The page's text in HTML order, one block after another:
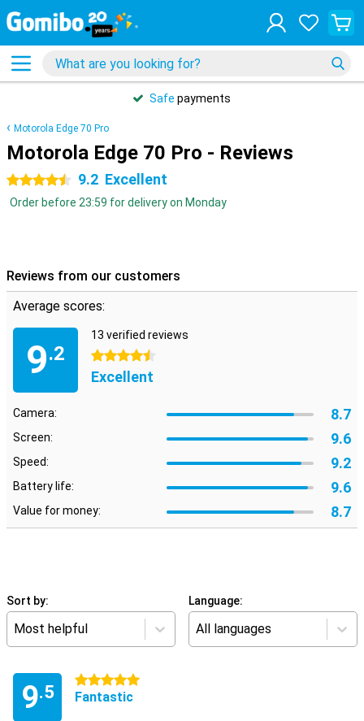
Safe payments
Motorola Edge 70 Pro
Motorola Edge 70 Pro - Reviews
4.5 stars 9.2 Excellent
Order before 23:59 for delivery on Monday
Reviews from our customers
Average scores:
9.2
13 verified reviews
4.5 stars
Excellent
Camera: 8.7
Screen: 9.6
Speed: 9.2
Battery life: 9.6
Value for money: 8.7
Sort by:
Most helpful
Language:
All languages
9.5
5 stars
Fantastic